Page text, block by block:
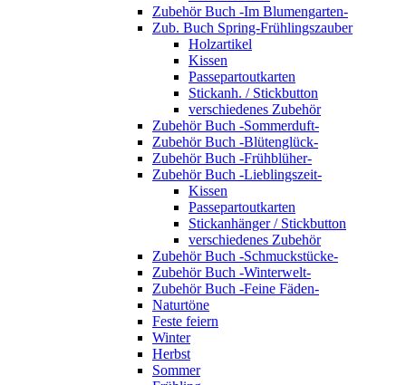
Zubehör Buch -Im Blumengarten-
Zub. Buch Spring-Frühlingszauber
Holzartikel
Kissen
Passepartoutkarten
Stickanh. / Stickbutton
verschiedenes Zubehör
Zubehör Buch -Sommerduft-
Zubehör Buch -Blütenglück-
Zubehör Buch -Frühblüher-
Zubehör Buch -Lieblingszeit-
Kissen
Passepartoutkarten
Stickanhänger / Stickbutton
verschiedenes Zubehör
Zubehör Buch -Schmuckstücke-
Zubehör Buch -Winterwelt-
Zubehör Buch -Feine Fäden-
Naturtöne
Feste feiern
Winter
Herbst
Sommer